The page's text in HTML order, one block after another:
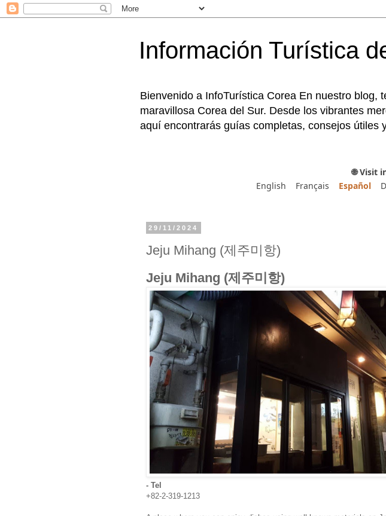
Información Turística
Bienvenido a InfoTurística Corea En nuestro blog,
maravillosa Corea del Sur. Desde los vibrantes
aquí encontrarás guías completas, consejos útiles
🌐 Visit
English
Français Español
29/11/2024
Jeju Mihang (제주미항)
Jeju Mihang (제주미항)
- Tel
+82-2-319-1213